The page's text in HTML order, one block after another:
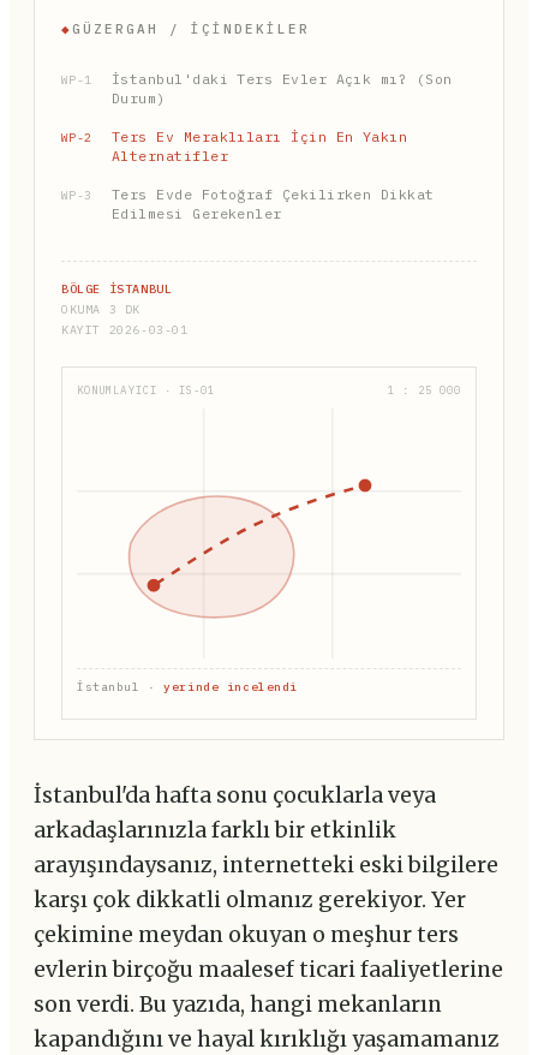
◆ GÜZERGAH / İÇINDEKILER
WP-1
İstanbul'daki Ters Evler Açık mı? (Son
Durum)
WP-2
Ters Ev Meraklıları İçin En Yakın
Alternatifler
WP-3
Ters Evde Fotoğraf Çekilirken Dikkat
Edilmesi Gerekenler
BÖLGE İSTANBUL
OKUMA 3 DK
KAYIT 2026-03-01
KONUMLAYICI · IS-01 1 : 25 000
İstanbul ·yerinde incelendi
İstanbul'da hafta sonu çocuklarla veya
arkadaşlarınızla farklı bir etkinlik
arayışındaysanız, internetteki eski bilgilere
karşı çok dikkatli olmanız gerekiyor. Yer
çekimine meydan okuyan o meşhur ters
evlerin birçoğu maalesef ticari faaliyetlerine
son verdi. Bu yazıda, hangi mekanların
kapandığını ve hayal kırıklığı yaşamamanız